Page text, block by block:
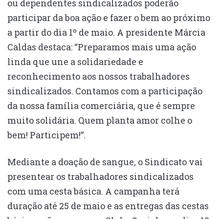
ou dependentes sindicalizados poderão
participar da boa ação e fazer o bem ao próximo
a partir do dia 1º de maio. A presidente Márcia
Caldas destaca: “Preparamos mais uma ação
linda que une a solidariedade e
reconhecimento aos nossos trabalhadores
sindicalizados. Contamos com a participação
da nossa família comerciária, que é sempre
muito solidária. Quem planta amor colhe o
bem! Participem!”.
Mediante a doação de sangue, o Sindicato vai
presentear os trabalhadores sindicalizados
com uma cesta básica. A campanha terá
duração até 25 de maio e as entregas das cestas